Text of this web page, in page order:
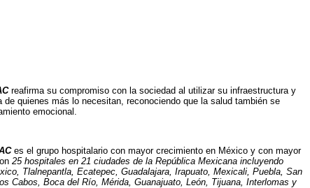
reafirma su compromiso con la sociedad al utilizar su infraestructura y
quienes más lo necesitan, reconociendo que la salud también se
emocional.
es el grupo hospitalario con mayor crecimiento en México y con mayor
25 hospitales en 21 ciudades de la República Mexicana incluyendo
Tlalnepantla, Ecatepec, Guadalajara, Irapuato, Mexicali, Puebla, San
Cabos, Boca del Río, Mérida, Guanajuato, León, Tijuana, Interlomas y